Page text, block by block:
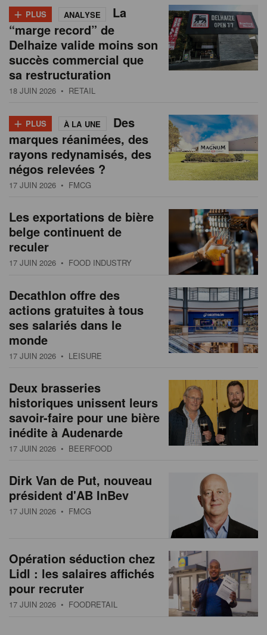
+ PLUS ANALYSE
La
“marge record” de
Delhaize valide moins son
succès commercial que
sa restructuration
18 JUIN 2026 • RETAIL
+ PLUS À LA UNE
Des
marques réanimées, des
rayons redynamisés, des
négos relevées ?
17 JUIN 2026 • FMCG
Les exportations de bière
belge continuent de
reculer
17 JUIN 2026 • FOOD INDUSTRY
Decathlon offre des
actions gratuites à tous
ses salariés dans le
monde
17 JUIN 2026 • LEISURE
Deux brasseries
historiques unissent leurs
savoir-faire pour une bière
inédite à Audenarde
17 JUIN 2026 • BEERFOOD
Dirk Van de Put, nouveau
président d'AB InBev
17 JUIN 2026 • FMCG
Opération séduction chez
Lidl : les salaires affichés
pour recruter
17 JUIN 2026 • FOODRETAIL